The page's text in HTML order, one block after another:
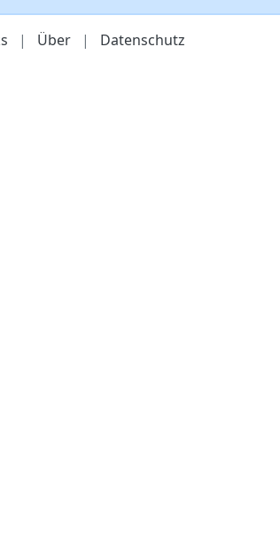
| Über | Datenschutz